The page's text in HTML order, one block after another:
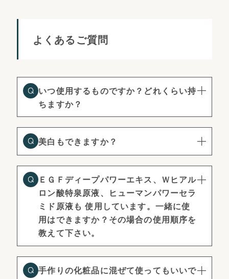
よくあるご質問
いつ使用するものですか？どれくらい持
ちますか？
美白もできますか？
ＥＧＦディープパワーエキス、Ｗヒアル
ロン酸特泉原液、ヒューマンパワーセラ
ミド原液も 使用しています。一緒に使
用はできますか？その場合の使用順序を
教えて下さい。
手作りの化粧品に混ぜて使ってもいいで